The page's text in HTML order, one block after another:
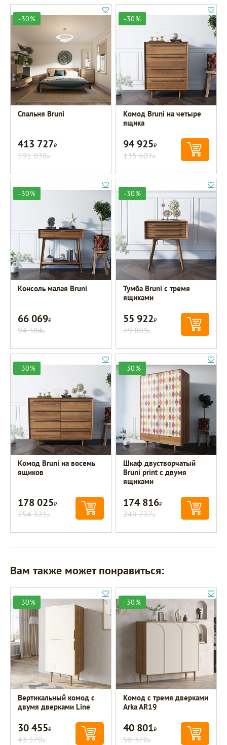
-30%
Спальня Bruni
413 727Р
591 038Р
-30%
Комод Bruni на четыре
ящика
94 925Р
135 607Р
-30%
Консоль малая Bruni
66 069Р
94 384Р
-30%
Тумба Bruni с тремя
ящиками
55 922Р
79 889Р
-30%
Комод Bruni на восемь
ящиков
178 025Р
254 321Р
-30%
Шкаф двустворчатый
Bruni print с двумя
ящиками
174 816Р
249 737Р
Вам также может понравиться:
-30%
Вертикальный комод с
двумя дверками Line
30 455Р
43 570Р
-30%
Комод с тремя дверками
Arka AR19
40 801Р
58 370Р